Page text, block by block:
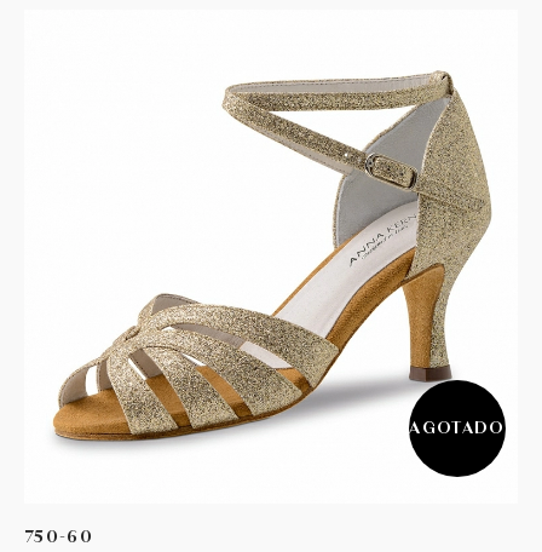
750-60
AGOTADO